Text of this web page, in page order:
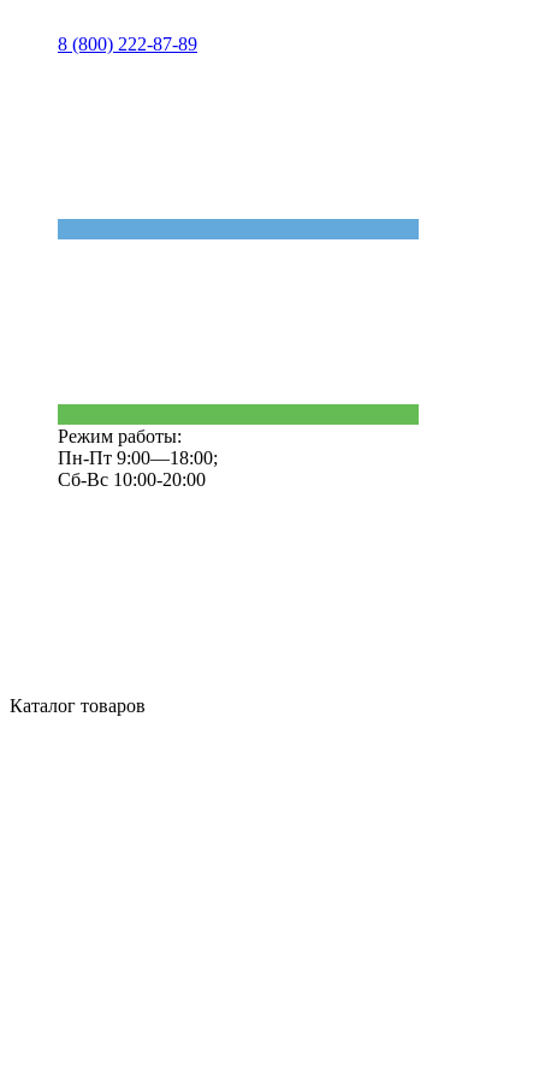
8 (800) 222-87-89
Режим работы:
Пн-Пт 9:00—18:00;
Сб-Вс 10:00-20:00
Каталог товаров